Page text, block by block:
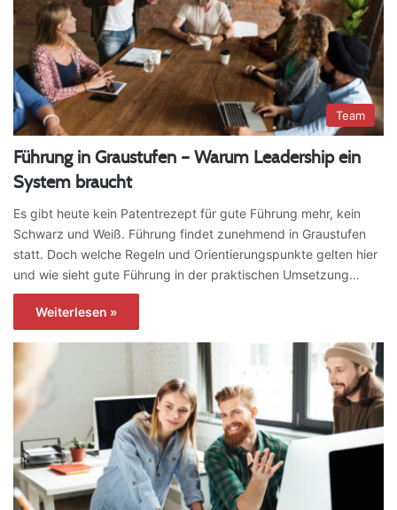
Team
Führung in Graustufen – Warum Leadership ein
System braucht
Es gibt heute kein Patentrezept für gute Führung mehr, kein
Schwarz und Weiß. Führung findet zunehmend in Graustufen
statt. Doch welche Regeln und Orientierungspunkte gelten hier
und wie sieht gute Führung in der praktischen Umsetzung…
Weiterlesen »